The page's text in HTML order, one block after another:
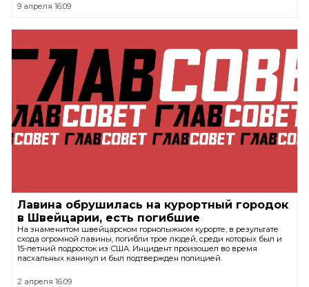
9 апреля 16:09
Лавина обрушилась на курортный городок
в Швейцарии, есть погибшие
На знаменитом швейцарском горнолыжном курорте, в результате
схода огромной лавины, погибли трое людей, среди которых был и
15-летний подросток из США. Инцидент произошел во время
пасхальных каникул и был подтвержден полицией.
2 апреля 16:09